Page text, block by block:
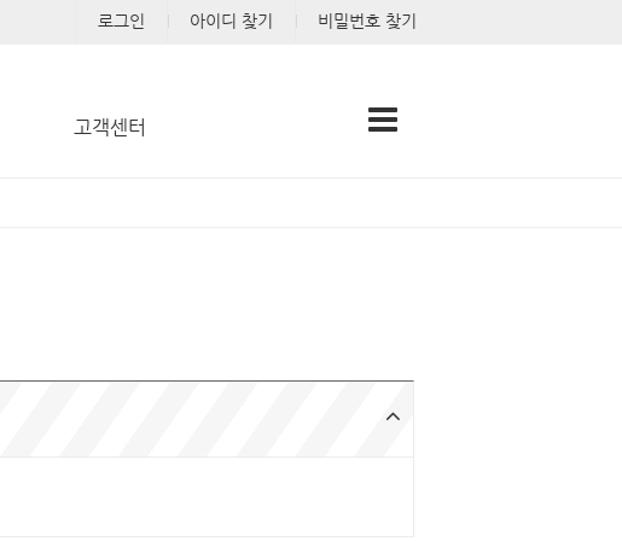
로그인 아이디 찾기 비밀번호 찾기
고객센터